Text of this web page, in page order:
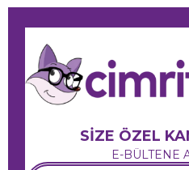
SİZE ÖZEL
E-BÜLTENE